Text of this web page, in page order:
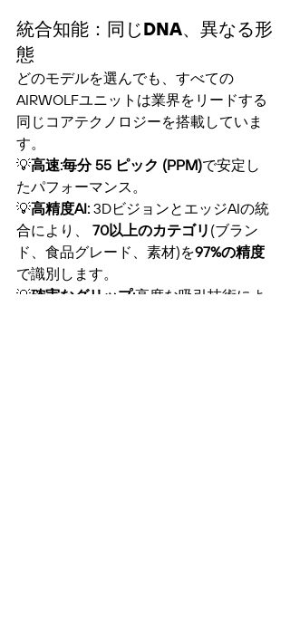
統合知能：同じDNA、異なる形
態
どのモデルを選んでも、すべての
AIRWOLFユニットは業界をリードする
同じコアテクノロジーを搭載していま
す。
💡高速:毎分 55 ピック (PPM)で安定し
たパフォーマンス。
💡高精度AI: 3DビジョンとエッジAIの統
合により、 70以上のカテゴリ (ブラン
ド、食品グレード、素材)を97%の精度
で識別します。
💡確実なグリップ:高度な吸引技術によ